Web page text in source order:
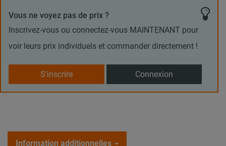
Vous ne voyez pas de prix ?
Inscrivez-vous ou connectez-vous MAINTENANT pour
voir leurs prix individuels et commander directement !
S'inscrire Connexion
Information additionnelles